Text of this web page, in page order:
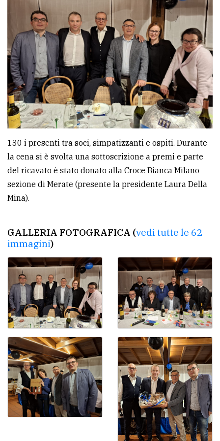
130 i presenti tra soci, simpatizzanti e ospiti. Durante
la cena si è svolta una sottoscrizione a premi e parte
del ricavato è stato donato alla Croce Bianca Milano
sezione di Merate (presente la presidente Laura Della
Mina).
GALLERIA FOTOGRAFICA (vedi tutte le 62
immagini)